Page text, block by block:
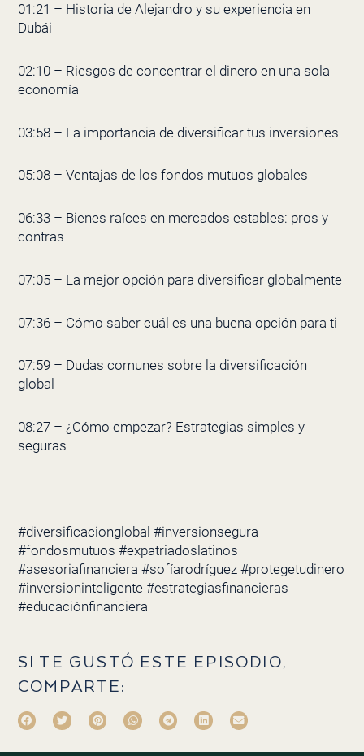
01:21 – Historia de Alejandro y su experiencia en
Dubái
02:10 – Riesgos de concentrar el dinero en una sola
economía
03:58 – La importancia de diversificar tus inversiones
05:08 – Ventajas de los fondos mutuos globales
06:33 – Bienes raíces en mercados estables: pros y
contras
07:05 – La mejor opción para diversificar globalmente
07:36 – Cómo saber cuál es una buena opción para ti
07:59 – Dudas comunes sobre la diversificación
global
08:27 – ¿Cómo empezar? Estrategias simples y
seguras
#diversificacionglobal #inversionsegura
#fondosmutuos #expatriadoslatinos
#asesoriafinanciera #sofíarodríguez #protegetudinero
#inversioninteligente #estrategiasfinancieras
#educaciónfinanciera
SI TE GUSTÓ ESTE EPISODIO,
COMPARTE: